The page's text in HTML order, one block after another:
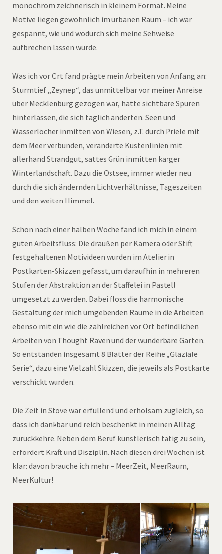
monochrom zeichnerisch in kleinem Format. Meine
Motive liegen gewöhnlich im urbanen Raum – ich war
gespannt, wie und wodurch sich meine Sehweise
aufbrechen lassen würde.
Was ich vor Ort fand prägte mein Arbeiten von Anfang an:
Sturmtief „Zeynep“, das unmittelbar vor meiner Anreise
über Mecklenburg gezogen war, hatte sichtbare Spuren
hinterlassen, die sich täglich änderten. Seen und
Wasserlöcher inmitten von Wiesen, z.T. durch Priele mit
dem Meer verbunden, veränderte Küstenlinien mit
allerhand Strandgut, sattes Grün inmitten karger
Winterlandschaft. Dazu die Ostsee, immer wieder neu
durch die sich ändernden Lichtverhältnisse, Tageszeiten
und den weiten Himmel.
Schon nach einer halben Woche fand ich mich in einem
guten Arbeitsfluss: Die draußen per Kamera oder Stift
festgehaltenen Motivideen wurden im Atelier in
Postkarten-Skizzen gefasst, um daraufhin in mehreren
Stufen der Abstraktion an der Staffelei in Pastell
umgesetzt zu werden. Dabei floss die harmonische
Gestaltung der mich umgebenden Räume in die Arbeiten
ebenso mit ein wie die zahlreichen vor Ort befindlichen
Arbeiten von Thought Raven und der wunderbare Garten.
So entstanden insgesamt 8 Blätter der Reihe „Glaziale
Serie“, dazu eine Vielzahl Skizzen, die jeweils als Postkarte
verschickt wurden.
Die Zeit in Stove war erfüllend und erholsam zugleich, so
dass ich dankbar und reich beschenkt in meinen Alltag
zurückkehre. Neben dem Beruf künstlerisch tätig zu sein,
erfordert Kraft und Disziplin. Nach diesen drei Wochen ist
klar: davon brauche ich mehr – MeerZeit, MeerRaum,
MeerKultur!